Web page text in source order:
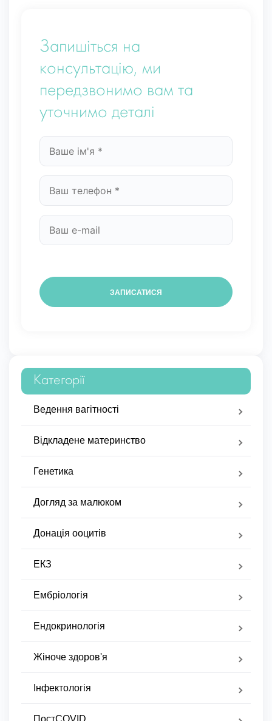
Запишіться на
консультацію, ми
передзвонимо вам та
уточнимо деталі
Категорії
Ведення вагітності
Відкладене материнство
Генетика
Догляд за малюком
Донація ооцитів
ЕКЗ
Ембріологія
Ендокринологія
Жіноче здоров'я
Інфектологія